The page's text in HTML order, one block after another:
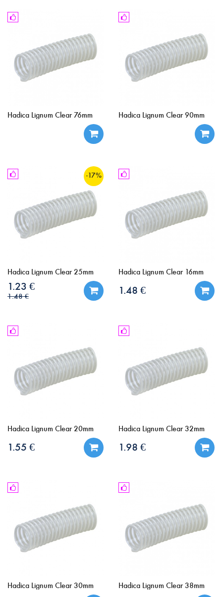
Hadica Lignum Clear 76mm Hadica Lignum Clear 90mm
-17%
Hadica Lignum Clear 25mm
1.23 €
1.48 €
Hadica Lignum Clear 16mm
1.48 €
Hadica Lignum Clear 20mm
1.55 €
Hadica Lignum Clear 32mm
1.98 €
Hadica Lignum Clear 30mm Hadica Lignum Clear 38mm